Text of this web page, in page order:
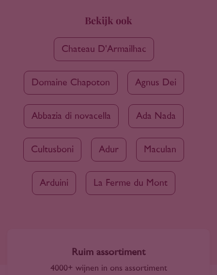
Bekijk ook
Chateau D'Armailhac
Domaine Chapoton Agnus Dei
Abbazia di novacella Ada Nada
Cultusboni Adur Maculan
Arduini La Ferme du Mont
Ruim assortiment
4000+ wijnen in ons assortiment